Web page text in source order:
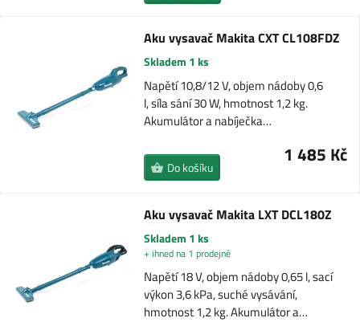
Aku vysavač Makita CXT CL108FDZ
Skladem 1 ks
Napětí 10,8/12 V, objem nádoby 0,6
l, síla sání 30 W, hmotnost 1,2 kg.
Akumulátor a nabíječka…
1 485 Kč
Do košíku
Aku vysavač Makita LXT DCL180Z
Skladem 1 ks
+ ihned na 1 prodejně
Napětí 18 V, objem nádoby 0,65 l, sací
výkon 3,6 kPa, suché vysávání,
hmotnost 1,2 kg. Akumulátor a…